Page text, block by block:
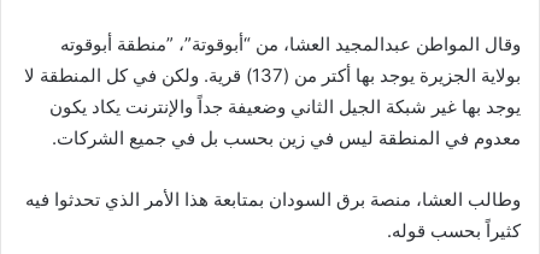
وقال المواطن عبدالمجيد العشا، من “أبوقوتة”، ‏‎”منطقة أبوقوته
بولاية الجزيرة يوجد بها أكتر من (137) قرية. ولكن في كل المنطقة لا
يوجد بها غير شبكة الجيل الثاني وضعيفة جداً والإنترنت يكاد يكون
معدوم في المنطقة ليس في زين بحسب بل في جميع الشركات.
وطالب العشا، منصة برق السودان بمتابعة هذا الأمر الذي تحدثوا فيه
كثيراً بحسب قوله.